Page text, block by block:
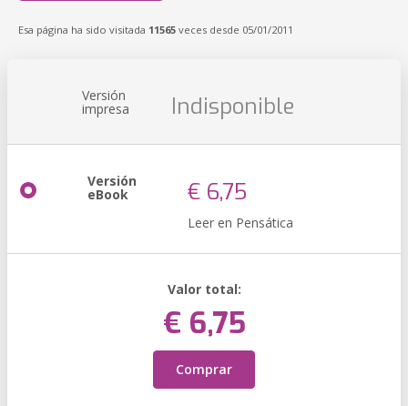
Esa página ha sido visitada 11565 veces desde 05/01/2011
Versión
impresa Indisponible
Versión
eBook € 6,75
Leer en Pensática
Valor total:
€ 6,75
Comprar